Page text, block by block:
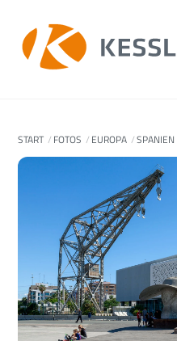
content
START FOTOS EUROPA SPANIEN